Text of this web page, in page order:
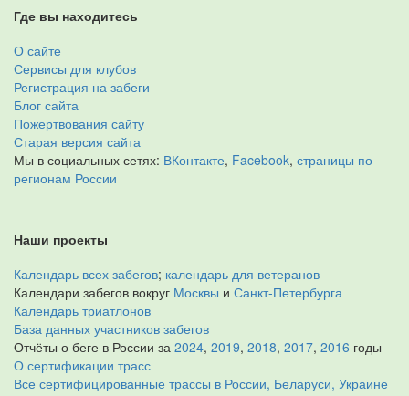
Где вы находитесь
О сайте
Сервисы для клубов
Регистрация на забеги
Блог сайта
Пожертвования сайту
Старая версия сайта
Мы в социальных сетях: ВКонтакте, Facebook, страницы по
регионам России
Наши проекты
Календарь всех забегов; календарь для ветеранов
Календари забегов вокруг Москвы и Санкт-Петербурга
Календарь триатлонов
База данных участников забегов
Отчёты о беге в России за 2024, 2019, 2018, 2017, 2016 годы
О сертификации трасс
Все сертифицированные трассы в России, Беларуси, Украине